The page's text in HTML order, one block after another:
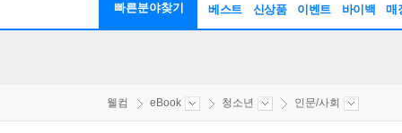
빠른분야찾기 베스트 신상품 이벤트 바이백 매
웰컴 eBook 청소년 인문/사회